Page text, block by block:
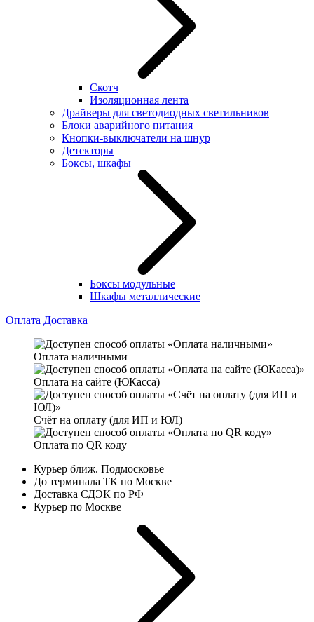
Скотч
Изоляционная лента
Драйверы для светодиодных светильников
Блоки аварийного питания
Кнопки-выключатели на шнур
Детекторы
Боксы, шкафы
Боксы модульные
Шкафы металлические
Оплата Доставка
Оплата наличными
Оплата на сайте (ЮКасса)
Счёт на оплату (для ИП и ЮЛ)
Оплата по QR коду
Курьер ближ. Подмосковье
До терминала ТК по Москве
Доставка СДЭК по РФ
Курьер по Москве